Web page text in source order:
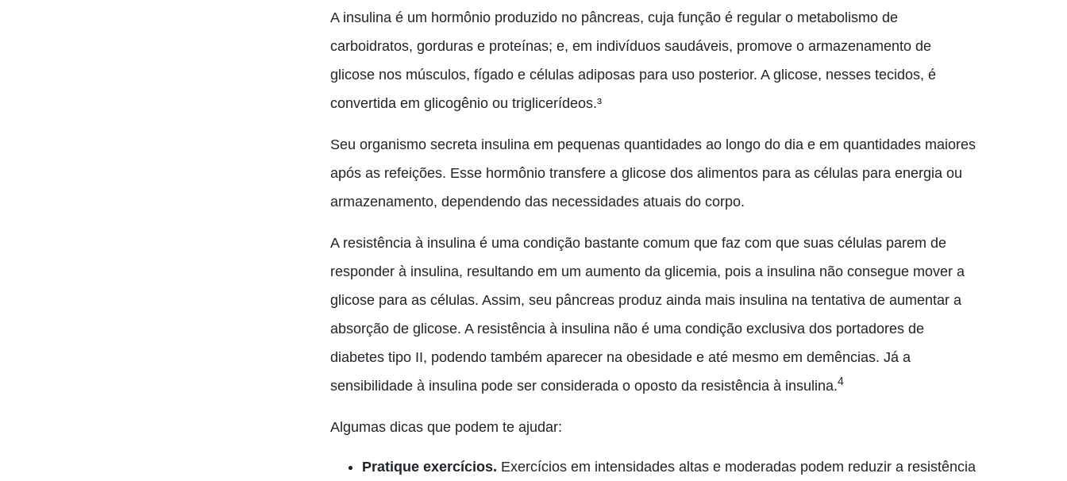
A insulina é um hormônio produzido no pâncreas, cuja função é regular o metabolismo de
carboidratos, gorduras e proteínas; e, em indivíduos saudáveis, promove o armazenamento de
glicose nos músculos, fígado e células adiposas para uso posterior. A glicose, nesses tecidos, é
convertida em glicogênio ou triglicerídeos.³
Seu organismo secreta insulina em pequenas quantidades ao longo do dia e em quantidades maiores
após as refeições. Esse hormônio transfere a glicose dos alimentos para as células para energia ou
armazenamento, dependendo das necessidades atuais do corpo.
A resistência à insulina é uma condição bastante comum que faz com que suas células parem de
responder à insulina, resultando em um aumento da glicemia, pois a insulina não consegue mover a
glicose para as células. Assim, seu pâncreas produz ainda mais insulina na tentativa de aumentar a
absorção de glicose. A resistência à insulina não é uma condição exclusiva dos portadores de
diabetes tipo II, podendo também aparecer na obesidade e até mesmo em demências. Já a
sensibilidade à insulina pode ser considerada o oposto da resistência à insulina.4
Algumas dicas que podem te ajudar:
Pratique exercícios. Exercícios em intensidades altas e moderadas podem reduzir a resistência